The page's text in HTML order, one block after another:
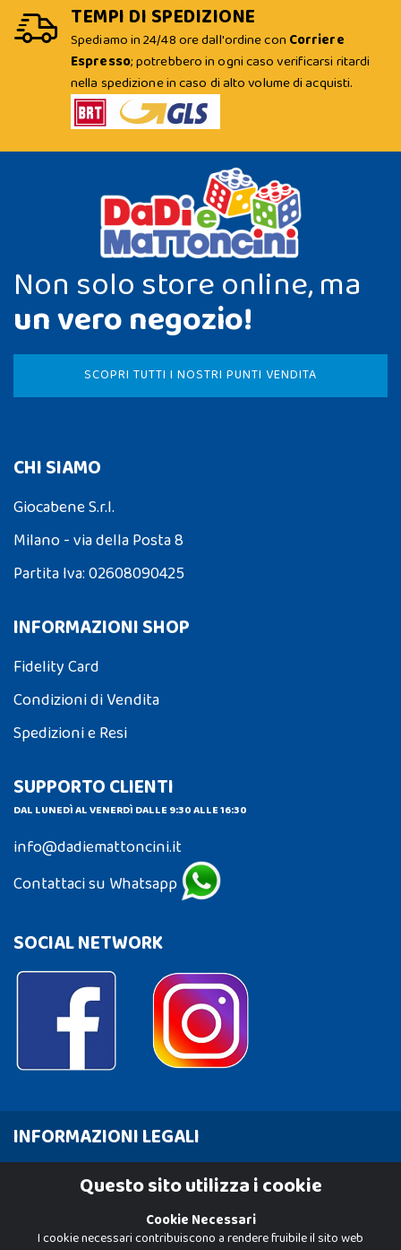
TEMPI DI SPEDIZIONE
Spediamo in 24/48 ore dall'ordine con Corriere
Espresso; potrebbero in ogni caso verificarsi ritardi
nella spedizione in caso di alto volume di acquisti.
Non solo store online, ma
un vero negozio!
SCOPRI TUTTI I NOSTRI PUNTI VENDITA
CHI SIAMO
Giocabene S.r.l.
Milano - via della Posta 8
Partita Iva: 02608090425
INFORMAZIONI SHOP
Fidelity Card
Condizioni di Vendita
Spedizioni e Resi
SUPPORTO CLIENTI
DAL LUNEDÌ AL VENERDÌ DALLE 9:30 ALLE 16:30
info@dadiemattoncini.it
Contattaci su Whatsapp
SOCIAL NETWORK
INFORMAZIONI LEGALI
Cookie PolicyQuesto sito utilizza i cookie
Cookie Necessari
I cookie necessari contribuiscono a rendere fruibile il sito web